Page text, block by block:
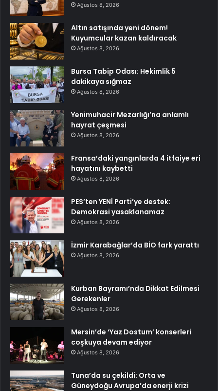
Ağustos 8, 2026
Altın satışında yeni dönem!
Kuyumcular kazan kaldıracak
Ağustos 8, 2026
Bursa Tabip Odası: Hekimlik 5
dakikaya sığmaz
Ağustos 8, 2026
Yenimuhacir Mezarlığı’na anlamlı
hayrat çeşmesi
Ağustos 8, 2026
Fransa’daki yangınlarda 4 itfaiye eri
hayatını kaybetti
Ağustos 8, 2026
PES’ten YENİ Parti’ye destek:
Demokrasi yasaklanamaz
Ağustos 8, 2026
İzmir Karabağlar’da BİO fark yarattı
Ağustos 8, 2026
Kurban Bayramı’nda Dikkat Edilmesi
Gerekenler
Ağustos 8, 2026
Mersin’de ‘Yaz Dostum’ konserleri
coşkuya devam ediyor
Ağustos 8, 2026
Tuna’da su çekildi: Orta ve
Güneydoğu Avrupa’da enerji krizi